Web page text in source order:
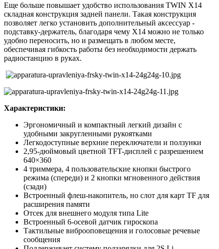
Еще больше повышает удобство использования TWIN X14
складная конструкция задней панели. Такая конструкция
позволяет легко установить дополнительный аксессуар -
подставку-держатель, благодаря чему X14 можно не только
удобно переносить, но и размещать в любом месте,
обеспечивая гибкость работы без необходимости держать
радиостанцию в руках.
Характеристики:
Эргономичный и компактный легкий дизайн с
удобными закругленными рукоятками
Легкодоступные верхние переключатели и ползунки
2,95-дюймовый цветной TFT-дисплей с разрешением
640×360
4 триммера, 4 пользовательские кнопки быстрого
режима (спереди) и 2 кнопки мгновенного действия
(сзади)
Встроенный флеш-накопитель, но слот для карт TF для
расширения памяти
Отсек для внешнего модуля типа Lite
Встроенный 6-осевой датчик гироскопа
Тактильные виброоповещения и голосовые речевые
сообщения